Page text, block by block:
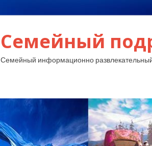
Семейный
Семейный информационно